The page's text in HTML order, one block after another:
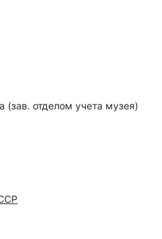
(зав. отделом учета музея)